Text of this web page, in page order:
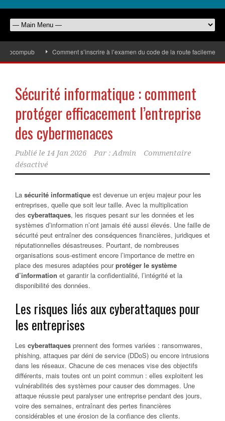
Comment s’inscrire à l’examen du code de la route facilement
Sécurité informatique : comment
protéger efficacement l’entreprise
des cybermenaces
Publié le 14 Jan 2026 Par : Admin
Commentaire
désactivé
La sécurité informatique est devenue un enjeu majeur pour les
entreprises, quelle que soit leur taille. Avec la multiplication
des cyberattaques, les risques pesant sur les données et les
systèmes d’information n’ont jamais été aussi élevés. Une faille de
sécurité peut entraîner des conséquences financières, juridiques et
réputationnelles désastreuses. Pourtant, de nombreuses
organisations sous-estiment encore l’importance de mettre en
place des mesures adaptées pourprotéger le système
d’information et garantir la confidentialité, l’intégrité et la
disponibilité des données.
Les risques liés aux cyberattaques pour
les entreprises
Les cyberattaques prennent des formes variées : ransomwares,
phishing, attaques par déni de service (DDoS) ou encore intrusions
dans les réseaux. Chacune de ces menaces vise des objectifs
différents, mais toutes ont un point commun : elles exploitent les
vulnérabilités des systèmes pour causer des dommages. Une
attaque réussie peut paralyser une entreprise pendant des jours,
voire des semaines, entraînant des pertes financières
considérables et une érosion de la confiance des clients.